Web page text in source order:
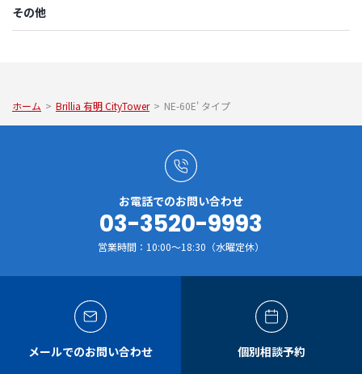
その他
ホーム > Brillia 有明 CityTower > NE-60E' タイプ
お電話でのお問い合わせ
03-3520-9993
営業時間：10:00～18:30（水曜定休）
メールでのお問い合わせ 個別相談予約